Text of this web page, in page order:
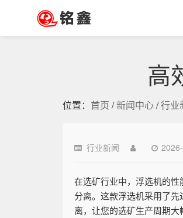
高
位置： 首页 /新闻中心/行业
行业新闻
在选矿行业中，浮选机的
分离。这款浮选机采用了
离，让您的选矿生产周期